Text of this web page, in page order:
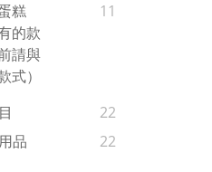
糕
的款
請與
式）
11
22
品
22